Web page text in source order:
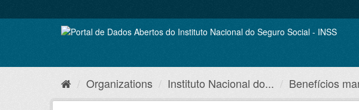
to
Organizations Instituto Nacional do... Benefícios